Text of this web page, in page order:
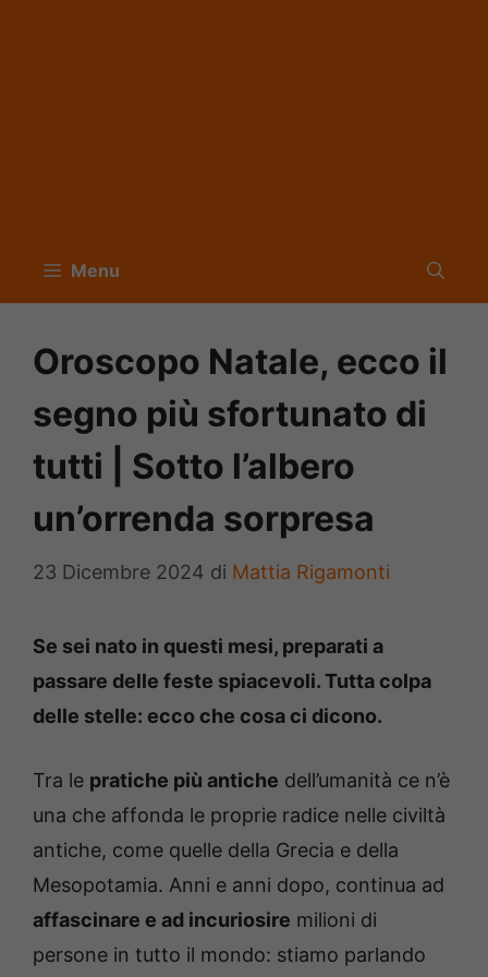
Menu
Oroscopo Natale, ecco il
segno più sfortunato di
tutti | Sotto l’albero
un’orrenda sorpresa
23 Dicembre 2024 di Mattia Rigamonti
Se sei nato in questi mesi, preparati a
passare delle feste spiacevoli. Tutta colpa
delle stelle: ecco che cosa ci dicono.
Tra le pratiche più antiche dell’umanità ce n’è
una che affonda le proprie radice nelle civiltà
antiche, come quelle della Grecia e della
Mesopotamia. Anni e anni dopo, continua ad
affascinare e ad incuriosire milioni di
persone in tutto il mondo: stiamo parlando